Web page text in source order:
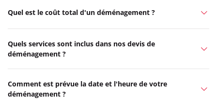
Quel est le coût total d'un déménagement ?
Quels services sont inclus dans nos devis de
déménagement ?
Comment est prévue la date et l'heure de votre
déménagement ?